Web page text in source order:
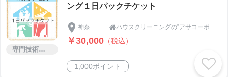
専門技術サービス
ング１日パックチケット
神奈川県  ハウスクリーニングの”アサコーポレーション”
￥30,000 （税込）
1,000ポイント